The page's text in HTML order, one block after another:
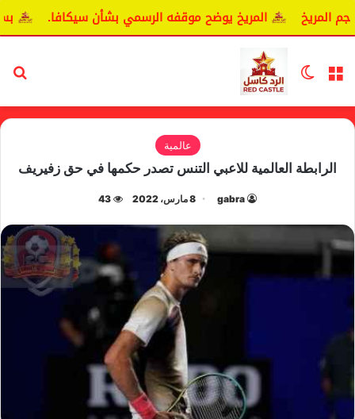
المريخ يوضح موقفه الرسمي بشأن سيكافا. بسبب
القائمة الوضع المظلم
عالمية
الرابطة العالمية للاعبي التنس تصدر حكمها في حق زفيريف
gabra 8 مارس، 2022 43